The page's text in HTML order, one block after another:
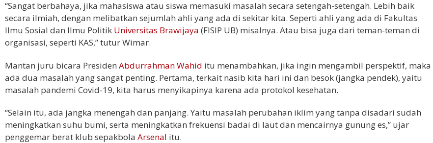
“Sangat berbahaya, jika mahasiswa atau siswa memasuki masalah secara setengah-setengah. Lebih baik
secara ilmiah, dengan melibatkan sejumlah ahli yang ada di sekitar kita. Seperti ahli yang ada di Fakultas
Ilmu Sosial dan Ilmu Politik Universitas Brawijaya (FISIP UB) misalnya. Atau bisa juga dari teman-teman di
organisasi, seperti KAS,” tutur Wimar.
Mantan juru bicara Presiden Abdurrahman Wahid itu menambahkan, jika ingin mengambil perspektif, maka
ada dua masalah yang sangat penting. Pertama, terkait nasib kita hari ini dan besok (jangka pendek), yaitu
masalah pandemi Covid-19, kita harus menyikapinya karena ada protokol kesehatan.
“Selain itu, ada jangka menengah dan panjang. Yaitu masalah perubahan iklim yang tanpa disadari sudah
meningkatkan suhu bumi, serta meningkatkan frekuensi badai di laut dan mencairnya gunung es,” ujar
penggemar berat klub sepakbola Arsenal itu.